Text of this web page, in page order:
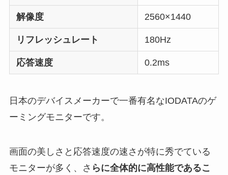
解像度 2560×1440
リフレッシュレート 180Hz
応答速度 0.2ms
日本のデバイスメーカーで一番有名なIODATAのゲ
ーミングモニターです。
画面の美しさと応答速度の速さが特に秀でている
モニターが多く、さ らに全体的に高性能であるこ